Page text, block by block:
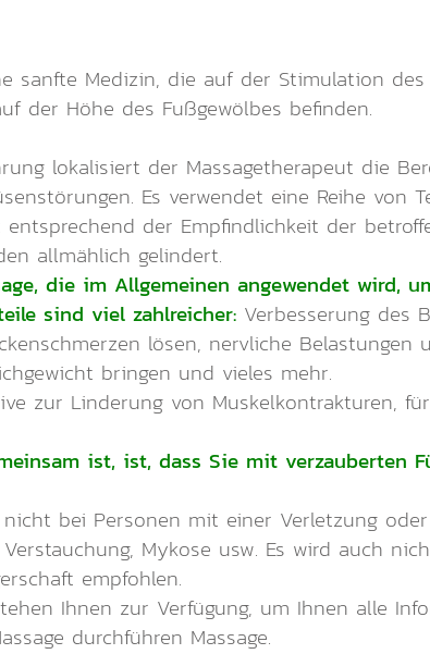
sanfte Medizin, die auf der Stimulation
der Höhe des Fußgewölbes befinden.
lokalisiert der Massagetherapeut die
Es verwendet eine Reihe von
der Empfindlichkeit der
allmählich gelindert.
die im Allgemeinen angewendet wird,
sind viel zahlreicher: Verbesserung des
lösen, nervliche
bringen und vieles mehr.
zur Linderung von Muskelkontrakturen,
ist, ist, dass Sie mit verzauberten
bei Personen mit einer Verletzung
Mykose usw. Es wird auch
empfohlen.
Ihnen zur Verfügung, um Ihnen alle
durchführen Massage.